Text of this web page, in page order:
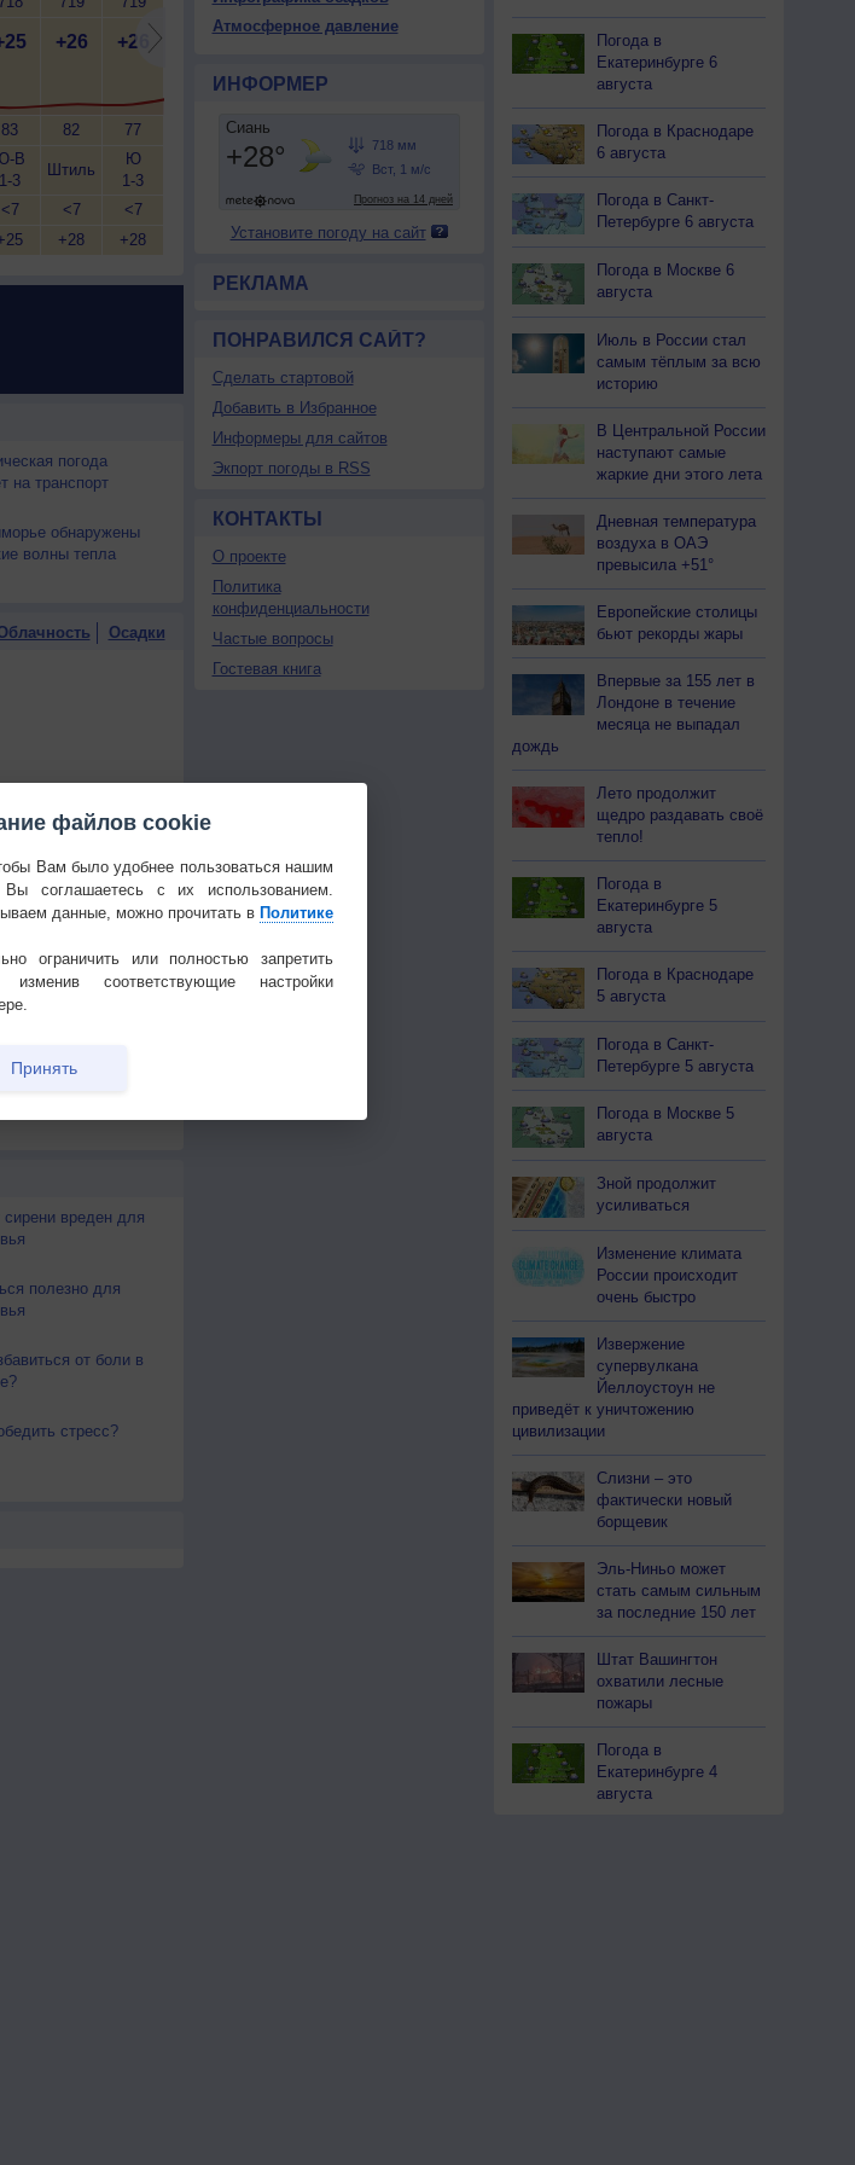
83
В
1-3
<7
+26
82
Штиль
<7
+28
+26
77
Ю
1-3
<7
+28
+31
65
Штиль
<7
+35
+31
С-В
+35
<7
+37
<7
+38
+39
+35
47
С-В
<7
+39
+35
47
С-В
<7
49
<7
54
погода
на транспорт
обнаружены
волны тепла
Осадки
холодный, то и
сирени вреден для
полезно для
от боли в
стресс?
Атмосферное давление
ИНФОРМЕР
Установите погоду на сайт
РЕКЛАМА
ПОНРАВИЛСЯ САЙТ?
Сделать стартовой
Добавить в Избранное
Информеры для сайтов
Экпорт погоды в RSS
КОНТАКТЫ
О проекте
Политика
конфиденциальности
Частые вопросы
Гостевая книга
Погода в
Екатеринбурге 6
августа
Погода в Краснодаре
6 августа
Погода в Санкт-
Петербурге 6 августа
Погода в Москве 6
августа
Июль в России стал
самым тёплым за всю
историю
В Центральной России
наступают самые
жаркие дни этого лета
Дневная температура
воздуха в ОАЭ
превысила +51°
Европейские столицы
бьют рекорды жары
Впервые за 155 лет в
Лондоне в течение
месяца не выпадал
дождь
Лето продолжит
щедро раздавать своё
тепло!
Погода в
Екатеринбурге 5
августа
Погода в Краснодаре
5 августа
Погода в Санкт-
Петербурге 5 августа
Погода в Москве 5
августа
Зной продолжит
усиливаться
Изменение климата
России происходит
очень быстро
Извержение
супервулкана
Йеллоустоун не
приведёт к уничтожению
цивилизации
Слизни – это
фактически новый
борщевик
Эль-Ниньо может
стать самым сильным
за последние 150 лет
Штат Вашингтон
охватили лесные
пожары
Погода в
Екатеринбурге 4
августа
файлов cookie
Вам было удобнее пользоваться нашим
соглашаетесь с их использованием.
данные, можно прочитать в Политике
ограничить или полностью запретить
соответствующие настройки
Принять